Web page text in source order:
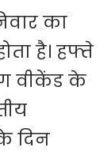
का
है। हफ्ते
वीकेंड के
दिन